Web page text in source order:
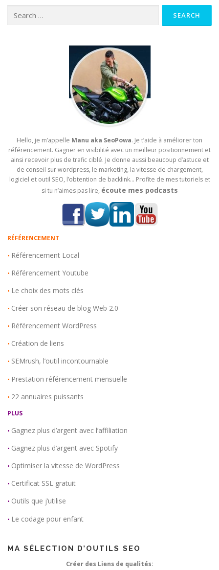
Hello, je m’appelle Manu aka SeoPowa. Je t’aide à améliorer ton
référencement. Gagner en visibilité avec un meilleur positionnement et
ainsi recevoir plus de trafic ciblé. Je donne aussi beaucoup d’astuce et
de conseil sur wordpress, le marketing, la vitesse de chargement,
logiciel et outil SEO, l’obtention de backlink… Profite de mes tutoriels et
si tu n’aimes pas lire, écoute mes podcasts
RÉFÉRENCEMENT
• Référencement Local
• Référencement Youtube
• Le choix des mots clés
• Créer son réseau de blog Web 2.0
• Référencement WordPress
• Création de liens
• SEMrush, l’outil incontournable
• Prestation référencement mensuelle
• 22 annuaires puissants
PLUS
• Gagnez plus d’argent avec l’affiliation
• Gagnez plus d’argent avec Spotify
• Optimiser la vitesse de WordPress
• Certificat SSL gratuit
• Outils que j’utilise
• Le codage pour enfant
MA SÉLECTION D’OUTILS SEO
Créer des Liens de qualités: